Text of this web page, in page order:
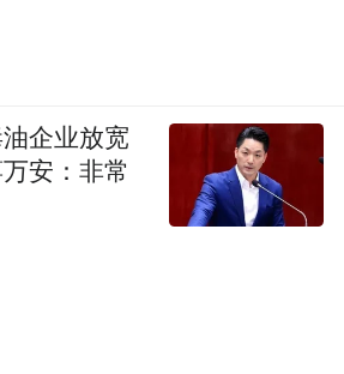
企业放宽
安：非常